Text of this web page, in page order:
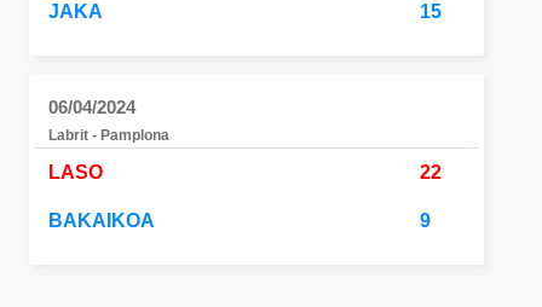
JAKA 15
06/04/2024
Labrit - Pamplona
LASO 22
BAKAIKOA 9